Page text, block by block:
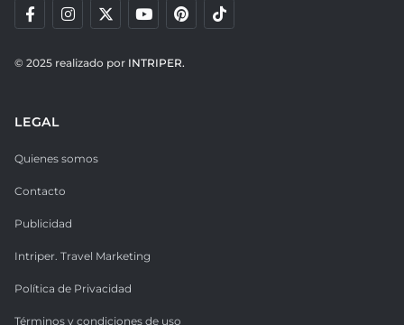
© 2025 realizado por INTRIPER.
LEGAL
Quienes somos
Contacto
Publicidad
Intriper. Travel Marketing
Política de Privacidad
Términos y condiciones de uso